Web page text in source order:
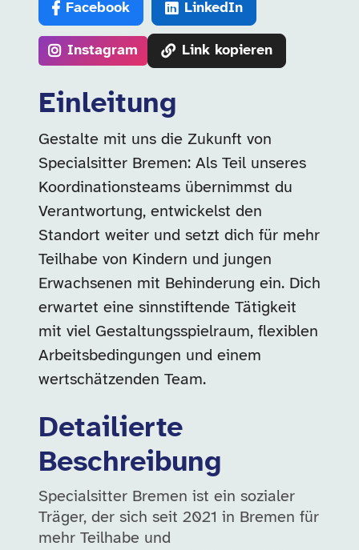
Facebook LinkedIn
Instagram Link kopieren
Einleitung
Gestalte mit uns die Zukunft von
Specialsitter Bremen: Als Teil unseres
Koordinationsteams übernimmst du
Verantwortung, entwickelst den
Standort weiter und setzt dich für mehr
Teilhabe von Kindern und jungen
Erwachsenen mit Behinderung ein. Dich
erwartet eine sinnstiftende Tätigkeit
mit viel Gestaltungsspielraum, flexiblen
Arbeitsbedingungen und einem
wertschätzenden Team.
Detailierte
Beschreibung
Specialsitter Bremen ist ein sozialer
Träger, der sich seit 2021 in Bremen für
mehr Teilhabe und